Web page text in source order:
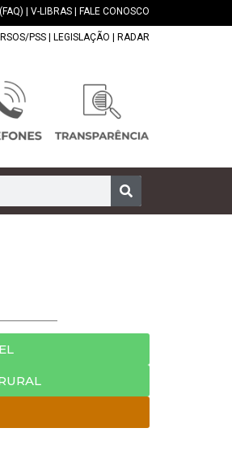
V-LIBRAS FALE CONOSCO
PSS LEGISLAÇÃO RADAR